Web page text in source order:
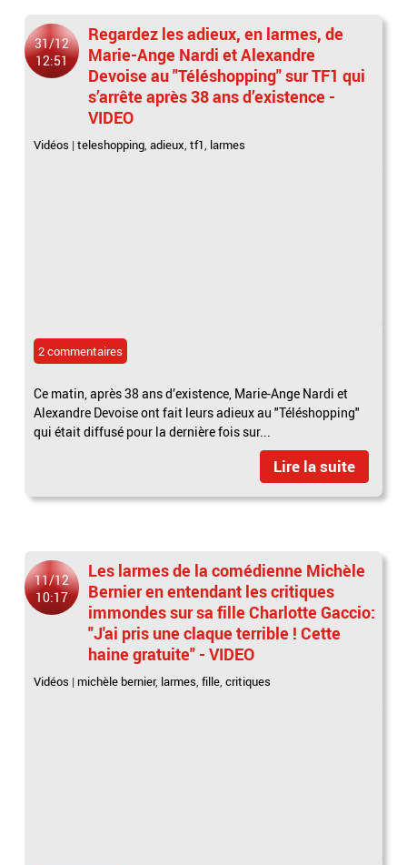
31/12
12:51
Regardez les adieux, en larmes, de
Marie-Ange Nardi et Alexandre
Devoise au "Téléshopping" sur TF1 qui
s’arrête après 38 ans d’existence -
VIDEO
Vidéos |teleshopping,adieux,tf1, larmes
2 commentaires
Ce matin, après 38 ans d’existence, Marie-Ange Nardi et
Alexandre Devoise ont fait leurs adieux au "Téléshopping"
qui était diffusé pour la dernière fois sur...
Lire la suite
11/12
10:17
Les larmes de la comédienne Michèle
Bernier en entendant les critiques
immondes sur sa fille Charlotte Gaccio:
"J'ai pris une claque terrible ! Cette
haine gratuite" - VIDEO
Vidéos | michèle bernier, larmes,fille,critiques